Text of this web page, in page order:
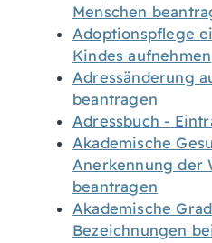
Menschen
Adoptionspflege
Kindes aufnehmen
Adressänderung
beantragen
Adressbuch -
Akademische
Anerkennung der
beantragen
Akademische
Bezeichnungen